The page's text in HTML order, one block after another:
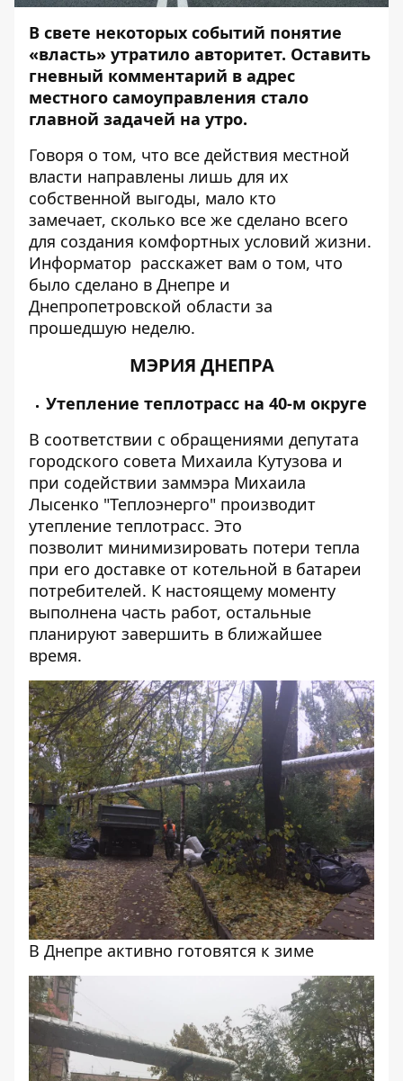
В свете некоторых событий понятие
«власть» утратило авторитет. Оставить
гневный комментарий в адрес
местного самоуправления стало
главной задачей на утро.
Говоря о том, что все действия местной
власти направлены лишь для их
собственной выгоды, мало кто
замечает, сколько все же сделано всего
для создания комфортных условий жизни.
Информатор расскажет вам о том, что
было сделано в Днепре и
Днепропетровской области за
прошедшую неделю.
МЭРИЯ ДНЕПРА
Утепление теплотрасс на 40-м округе
В соответствии с обращениями депутата
городского совета Михаила Кутузова и
при содействии заммэра Михаила
Лысенко "Теплоэнерго" производит
утепление теплотрасс. Это
позволит минимизировать потери тепла
при его доставке от котельной в батареи
потребителей. К настоящему моменту
выполнена часть работ, остальные
планируют завершить в ближайшее
время.
В Днепре активно готовятся к зиме